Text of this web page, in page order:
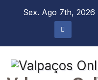
Sex. Ago 7th, 2026